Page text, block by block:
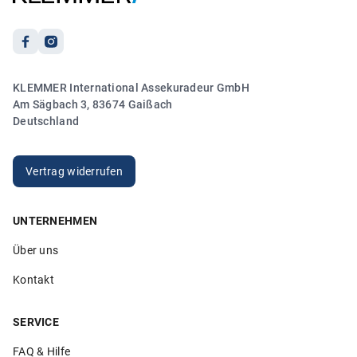
21.03.2026
„Sehr freundlicher und kompetenter Kontakt. Vielen
Dank!“
5.00
„Sehr hilfsbereite Mitarbeiter die ihren Job verstehen. Ich
26.02.2026
KLEMMER International Assekuradeur GmbH
Am Sägbach 3, 83674 Gaißach
Deutschland
Vertrag widerrufen
UNTERNEHMEN
Über uns
Kontakt
SERVICE
FAQ & Hilfe